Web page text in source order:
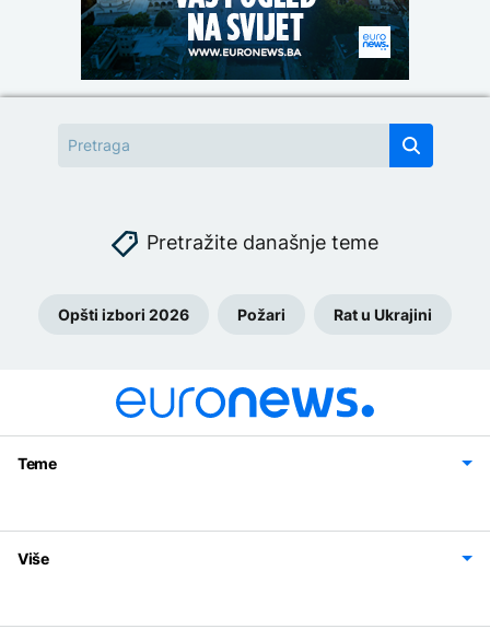
Pretražite današnje teme
Opšti izbori 2026 Požari Rat u Ukrajini
Teme
Svijet
Sport
Magazin
Više